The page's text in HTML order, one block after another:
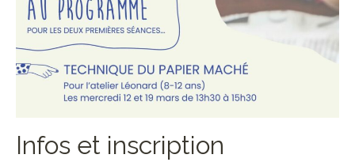
Infos et inscription